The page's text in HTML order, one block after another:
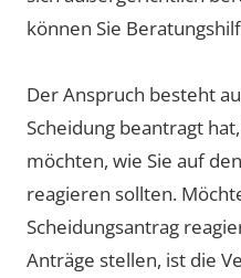
können Sie
Der Anspruch besteht
Scheidung beantragt
möchten, wie Sie auf
reagieren sollten.
Scheidungsantrag
Anträge stellen, ist die